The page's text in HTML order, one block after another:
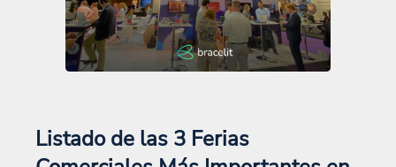
Listado de las 3 Ferias